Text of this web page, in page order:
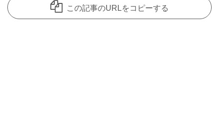
この記事のURLをコピーする